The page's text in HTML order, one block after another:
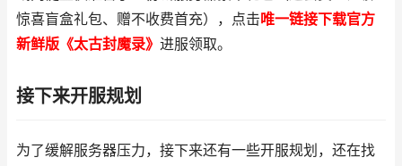
惊喜盲盒礼包、赠不收费首充），点击唯一链接下载官方
新鲜版《太古封魔录》 进服领取。
接下来开服规划
为了缓解服务器压力，接下来还有一些开服规划，还在找